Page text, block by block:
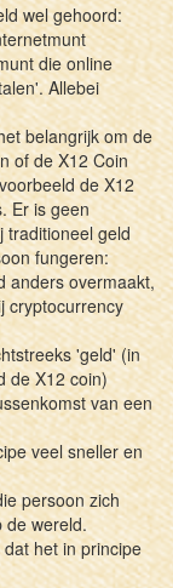
wel gehoord:
die online
Allebei
belangrijk om de
of de X12 Coin
de X12
Er is geen
traditioneel geld
fungeren:
anders overmaakt,
cryptocurrency
'geld' (in
de X12 coin)
van een
veel sneller en
persoon zich
de wereld.
het in principe